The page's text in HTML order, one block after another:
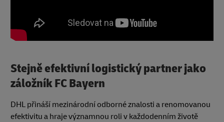
Stejně efektivní logistický partner jako
záložník FC Bayern
DHL přináší mezinárodní odborné znalosti a renomovanou
efektivitu a hraje významnou roli v každodenním životě